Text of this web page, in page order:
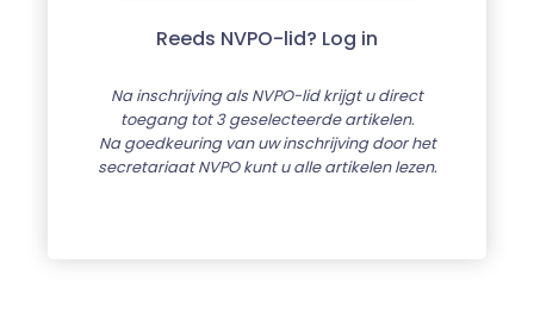
Reeds NVPO-lid? Log in
Na inschrijving als NVPO-lid krijgt u direct
toegang tot 3 geselecteerde artikelen.
Na goedkeuring van uw inschrijving door het
secretariaat NVPO kunt u alle artikelen lezen.